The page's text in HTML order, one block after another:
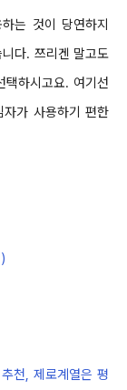
는 것이 당연하지
다. 쯔리겐 말고도
택하시고요. 여기선
자가 사용하기 편한
)
천, 제로계열은 평